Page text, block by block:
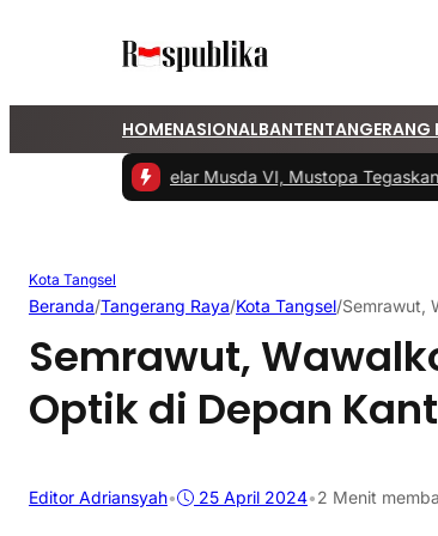
HOMENASIONALBANTENTANGERANG
PKS Tangsel Gelar Musda VI, Mustopa Tegaskan
Kota Tangsel
Beranda/Tangerang Raya/Kota Tangsel/Semrawut,
Semrawut,
Optik di Depan
Editor Adriansyah• 25 April 2024•2 Menit